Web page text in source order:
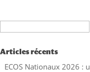
Articles récents
ECOS Nationaux 2026 :